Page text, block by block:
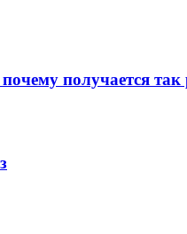
получается так